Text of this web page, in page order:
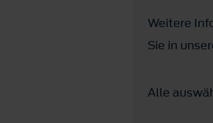
Weitere
Sie in
Alle